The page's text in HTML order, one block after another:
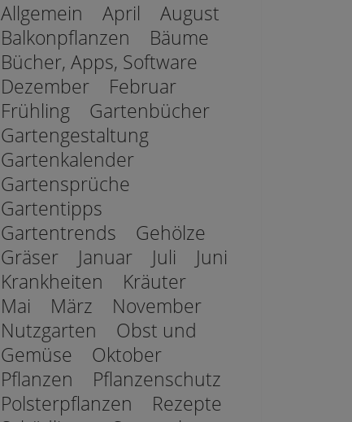
Allgemein April
August
Balkonpflanzen
Bäume
Bücher, Apps, Software
Dezember
Februar
Frühling
Gartenbücher
Gartengestaltung
Gartenkalender
Gartensprüche
Gartentipps
Gartentrends
Gehölze
Gräser
Januar Juli
Juni
Krankheiten
Kräuter
Mai
März
November
Nutzgarten
Obst und
Gemüse
Oktober
Pflanzen
Pflanzenschutz
Polsterpflanzen
Rezepte